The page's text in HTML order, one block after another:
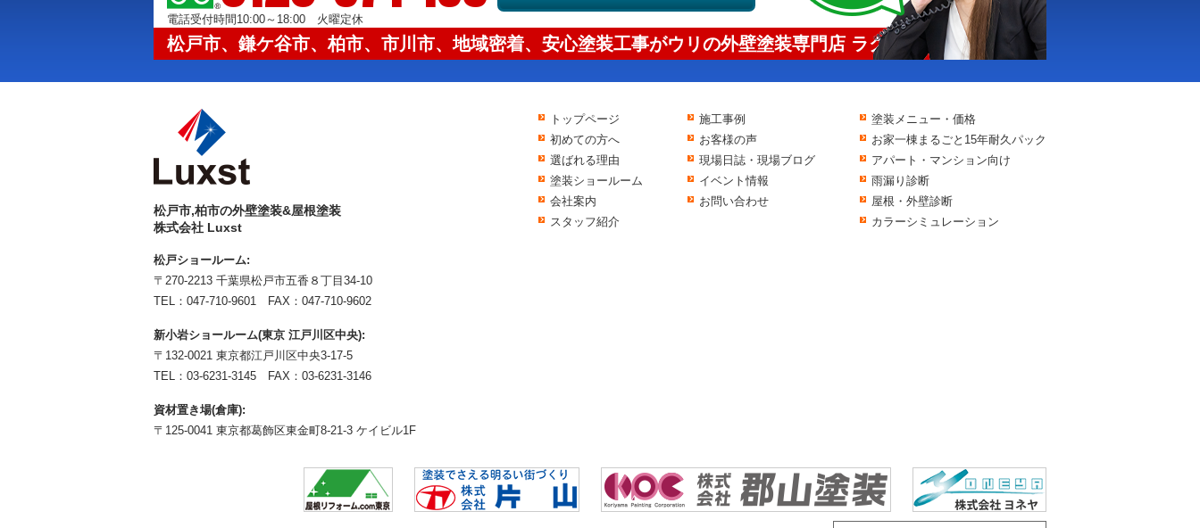
電話受付時間10:00～18:00 火曜定休
松戸市、鎌ケ谷市、柏市、市川市、地域密着、安心塗装工事がウリの外壁塗装専門店 ラクスト
松戸市,柏市の外壁塗装&屋根塗装
株式会社 Luxst
松戸ショールーム:
〒270-2213 千葉県松戸市五香８丁目34-10
TEL： 047-710-9601 FAX：047-710-9602
新小岩ショールーム(東京 江戸川区中央):
〒132-0021 東京都江戸川区中央3-17-5
TEL： 03-6231-3145 FAX：03-6231-3146
資材置き場(倉庫):
〒125-0041 東京都葛飾区東金町8-21-3 ケイビル1F
トップページ
初めての方へ
選ばれる理由
塗装ショールーム
会社案内
スタッフ紹介
施工事例
お客様の声
現場日誌・現場ブログ
イベント情報
お問い合わせ
塗装メニュー・価格
お家一棟まるごと15年耐久パック
アパート・マンション向け
雨漏り診断
屋根・外壁診断
カラーシミュレーション